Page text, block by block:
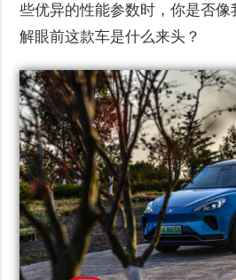
些优异的性能参数时，你是否像
解眼前这款车是什么来头？